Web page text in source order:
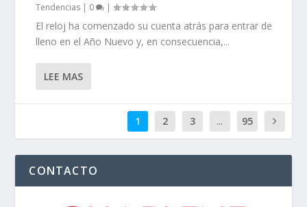
Tendencias | 0 |
El reloj ha comenzado su cuenta atrás para entrar de
lleno en el Año Nuevo y, en consecuencia,...
LEE MAS
1 2 3 ... 95
CONTACTO